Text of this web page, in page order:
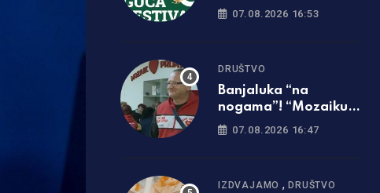
ponovo zasvirala
07.08.2026 16:53
DRUŠTVO
Banjaluka “na
nogama”! “Mozaiku
prijateljstva”
gradnju javne kuhinje
07.08.2026 16:47
IZDVAJAMO ,DRUŠTVO